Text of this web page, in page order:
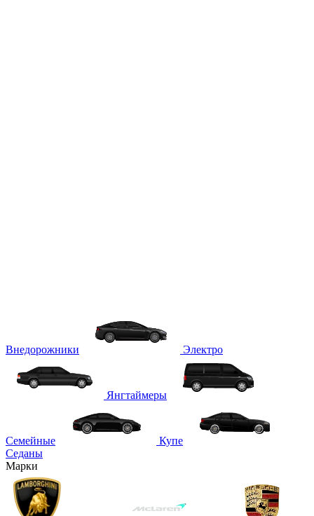
Внедорожники Электро
Янгтаймеры
Семейные
Купе
Седаны
Марки